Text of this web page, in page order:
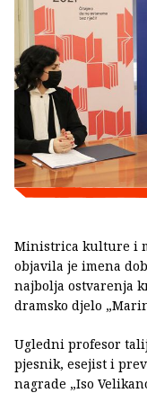
Ministrica kulture i
objavila je imena
najbolja ostvarenja
dramsko djelo
Ugledni profesor
pjesnik, esejist i
nagrade „Iso